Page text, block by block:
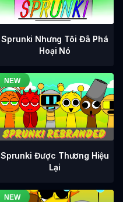
Sprunki Nhưng Tôi Đã Phá
Hoại Nó
Sprunki Được Thương Hiệu
Lại